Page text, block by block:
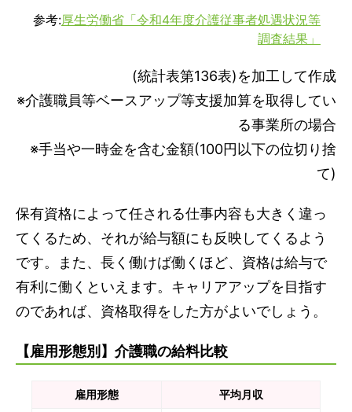
参考:厚生労働省「令和4年度介護従事者処遇状況等
調査結果」
(統計表第136表)を加工して作成
※介護職員等ベースアップ等支援加算を取得してい
る事業所の場合
※手当や一時金を含む金額(100円以下の位切り捨
て)
保有資格によって任される仕事内容も大きく違っ
てくるため、それが給与額にも反映してくるよう
です。また、長く働けば働くほど、資格は給与で
有利に働くといえます。キャリアアップを目指す
のであれば、資格取得をした方がよいでしょう。
【雇用形態別】介護職の給料比較
雇用形態 平均月収